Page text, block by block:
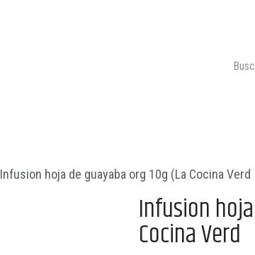
Infusion hoja de guayaba org 10g (La Cocina Verd
Infusion
Cocina Verd